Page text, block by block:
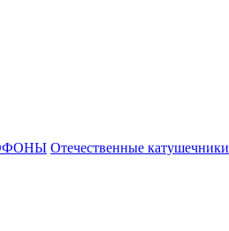
Отечественные катушечники